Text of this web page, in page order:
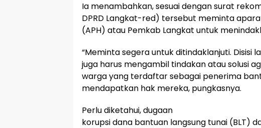
Ia menambahkan, sesuai dengan surat
DPRD Langkat-red) tersebut meminta
(APH) atau Pemkab Langkat untuk
“Meminta segera untuk ditindaklanjuti. Disisi
juga harus mengambil tindakan atau solusi
warga yang terdaftar sebagai penerima
mendapatkan hak mereka, pungkasnya.
Perlu diketahui, dugaan
korupsi dana bantuan langsung tunai (BLT)